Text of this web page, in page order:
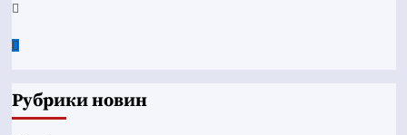
Twitter
Google
Рубрики новин